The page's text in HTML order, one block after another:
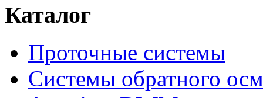
Каталог
Проточные системы
Системы обратного